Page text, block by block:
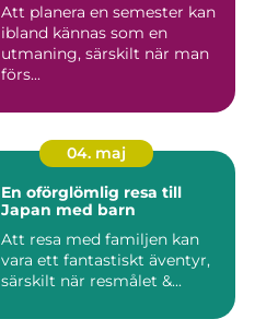
Att planera en semester kan
ibland kännas som en
utmaning, särskilt när man
förs...
04. maj
En oförglömlig resa till
Japan med barn
Att resa med familjen kan
vara ett fantastiskt äventyr,
särskilt när resmålet &...